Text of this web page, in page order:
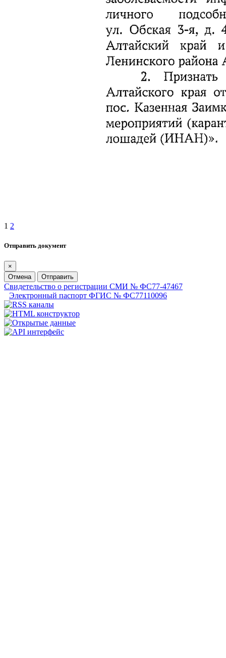
1 2
Отправить документ
×
Отмена
Отправить
Свидетельство о регистрации СМИ № ФС77-47467
Электронный паспорт ФГИС № ФС77110096